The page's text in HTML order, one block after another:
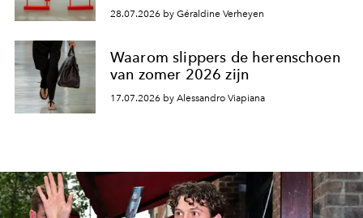
28.07.2026 by Géraldine Verheyen
Waarom slippers de herenschoen
van zomer 2026 zijn
17.07.2026 by Alessandro Viapiana